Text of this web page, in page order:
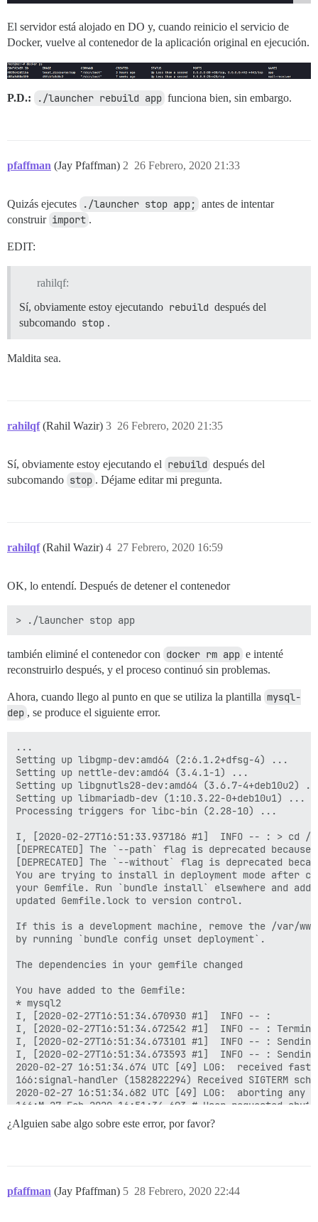
El servidor está alojado en DO y, cuando reinicio el servicio de
Docker, vuelve al contenedor de la aplicación original en ejecución.
P.D.: ./launcher rebuild app funciona bien, sin embargo.
pfaffman (Jay Pfaffman) 26 Febrero, 2020 21:33
2
Quizás ejecutes ./launcher stop app; antes de intentar
construir import .
EDIT:
rahilqf:
Sí, obviamente estoy ejecutando rebuild después del
subcomando stop .
Maldita sea.
rahilqf (Rahil Wazir) 26 Febrero, 2020 21:35
3
Sí, obviamente estoy ejecutando el rebuild después del
subcomando stop . Déjame editar mi pregunta.
rahilqf (Rahil Wazir) 27 Febrero, 2020 16:59
4
OK, lo entendí. Después de detener el contenedor
también eliminé el contenedor con docker rm app e intenté
reconstruirlo después, y el proceso continuó sin problemas.
Ahora, cuando llego al punto en que se utiliza la plantilla mysql-
dep , se produce el siguiente error.
...
Setting up libgmp-dev:amd64 (2:6.1.2+dfsg-4) ...
Setting up nettle-dev:amd64 (3.4.1-1) ...
Setting up libgnutls28-dev:amd64 (3.6.7-4+deb10u2)
Setting up libmariadb-dev (1:10.3.22-0+deb10u1) ...
Processing triggers for libc-bin (2.28-10) ...
I, [2020-02-27T16:51:33.937186 #1]  INFO -- : > cd
[DEPRECATED] The `--path` flag is deprecated
[DEPRECATED] The `--without` flag is deprecated
You are trying to install in deployment mode after
your Gemfile. Run `bundle install` elsewhere and add
updated Gemfile.lock to version control.
If this is a development machine, remove the /var/
by running `bundle config unset deployment`.
The dependencies in your gemfile changed
You have added to the Gemfile:
* mysql2
I, [2020-02-27T16:51:34.670930 #1]  INFO -- :
I, [2020-02-27T16:51:34.672542 #1]  INFO -- :
I, [2020-02-27T16:51:34.673101 #1]  INFO -- :
I, [2020-02-27T16:51:34.673593 #1]  INFO -- :
2020-02-27 16:51:34.674 UTC [49] LOG:  received fast
166:signal-handler (1582822294) Received SIGTERM
2020-02-27 16:51:34.682 UTC [49] LOG:  aborting
166:M 27 Feb 2020 16:51:34.693 # User requested
166:M 27 Feb 2020 16:51:34.695 * Saving the final
2020-02-27 16:51:34.698 UTC [49] LOG:  worker
¿Alguien sabe algo sobre este error, por favor?
pfaffman (Jay Pfaffman) 28 Febrero, 2020 22:44
5